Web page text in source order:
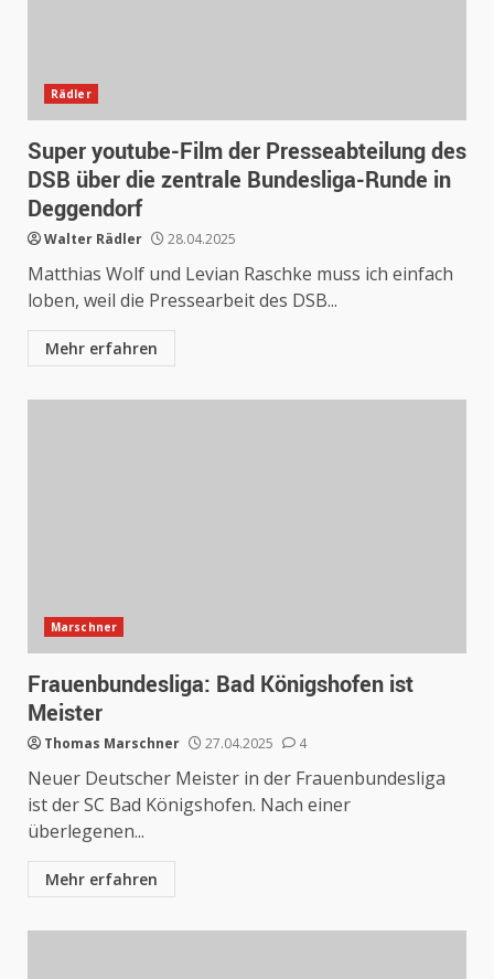
Rädler
Super youtube-Film der Presseabteilung des
DSB über die zentrale Bundesliga-Runde in
Deggendorf
Walter Rädler 28.04.2025
Matthias Wolf und Levian Raschke muss ich einfach
loben, weil die Pressearbeit des DSB...
Mehr erfahren
Marschner
Frauenbundesliga: Bad Königshofen ist
Meister
Thomas Marschner 27.04.2025 4
Neuer Deutscher Meister in der Frauenbundesliga
ist der SC Bad Königshofen. Nach einer
überlegenen...
Mehr erfahren